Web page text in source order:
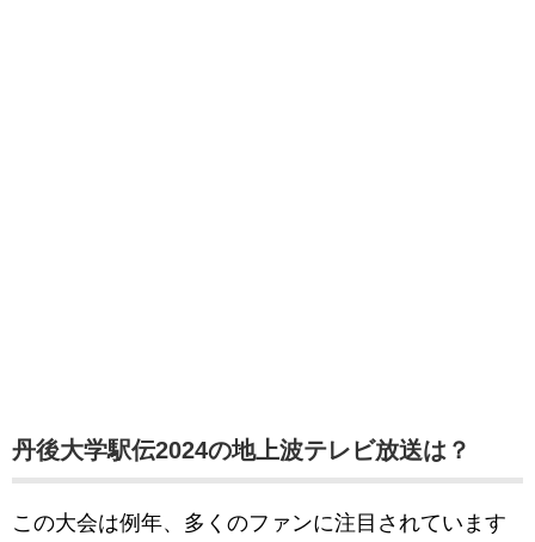
丹後大学駅伝2024の地上波テレビ放送は？
この大会は例年、多くのファンに注目されています